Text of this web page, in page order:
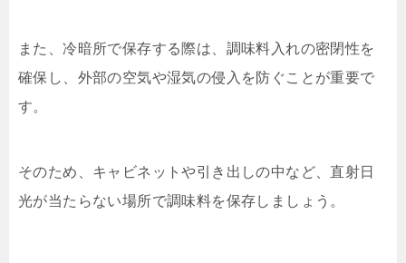
また、冷暗所で保存する際は、調味料入れの密閉性を
確保し、外部の空気や湿気の侵入を防ぐことが重要で
す。
そのため、キャビネットや引き出しの中など、直射日
光が当たらない場所で調味料を保存しましょう。